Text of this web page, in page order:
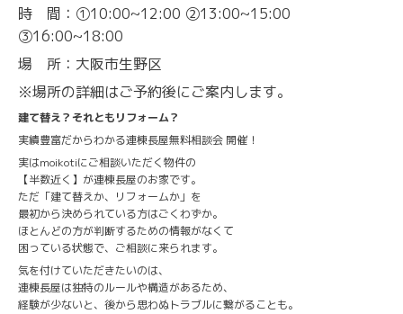
時 間：①10:00~12:00 ②13:00~15:00
③16:00~18:00
場 所：大阪市生野区
※場所の詳細はご予約後にご案内します。
建て替え？それともリフォーム？
実績豊富だからわかる連棟長屋無料相談会 開催！
実はmoikotiにご相談いただく物件の
【半数近く】が連棟長屋のお家です。
ただ「建て替えか、リフォームか」を
最初から決められている方はごくわずか。
ほとんどの方が判断するための情報がなくて
困っている状態で、ご相談に来られます。
気を付けていただきたいのは、
連棟長屋は独特のルールや構造があるため、
経験が少ないと、後から思わぬトラブルに繋がることも。